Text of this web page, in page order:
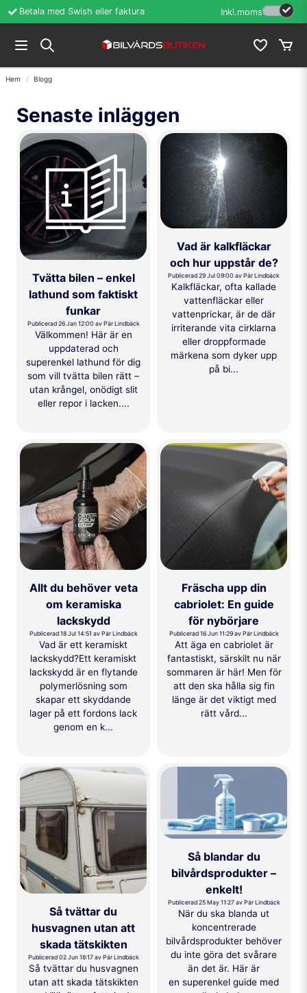
Betala med Swish eller faktura Öppet köp i 60
Inkl.moms
Hem Blogg
Senaste inläggen
Tvätta bilen – enkel
lathund som faktiskt
funkar
Publicerad 26 Jan 12:00 av Pär Lindbäck
Välkommen! Här är en
uppdaterad och
superenkel lathund för dig
som vill tvätta bilen rätt –
utan krångel, onödigt slit
eller repor i lacken....
Vad är kalkfläckar
och hur uppstår de?
Publicerad 29 Jul 09:00 av Pär Lindbäck
Kalkfläckar, ofta kallade
vattenfläckar eller
vattenprickar, är de där
irriterande vita cirklarna
eller droppformade
märkena som dyker upp
på bi...
Allt du behöver veta
om keramiska
lackskydd
Publicerad 18 Jul 14:51 av Pär Lindbäck
Vad är ett keramiskt
lackskydd?Ett keramiskt
lackskydd är en flytande
polymerlösning som
skapar ett skyddande
lager på ett fordons lack
genom en k...
Fräscha upp din
cabriolet: En guide
för nybörjare
Publicerad 16 Jun 11:29 av Pär Lindbäck
Att äga en cabriolet är
fantastiskt, särskilt nu när
sommaren är här! Men för
att den ska hålla sig fin
länge är det viktigt med
rätt vård...
Så tvättar du
husvagnen utan att
skada tätskikten
Publicerad 02 Jun 18:17 av Pär Lindbäck
Så tvättar du husvagnen
utan att skada tätskikten
Så blandar du
bilvårdsprodukter –
enkelt!
Publicerad 25 May 11:27 av Pär Lindbäck
När du ska blanda ut
koncentrerade
bilvårdsprodukter behöver
du inte göra det svårare
än det är. Här är
en superenkel guide med